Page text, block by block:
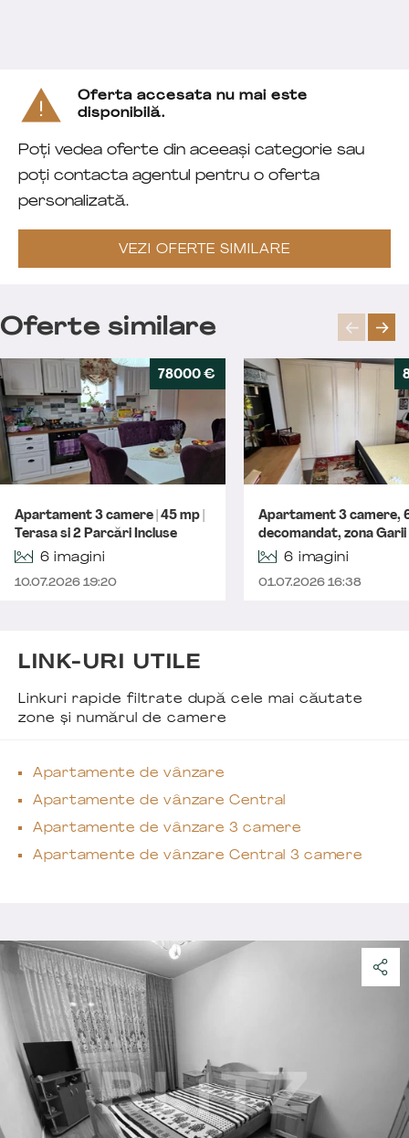
Oferta accesata nu mai este
disponibilă.
Poți vedea oferte din aceeași categorie sau
poți contacta agentul pentru o oferta
personalizată.
VEZI OFERTE SIMILARE
Oferte similare
78000 €
Apartament 3 camere | 45 mp |
Terasa si 2 Parcări Incluse
6 imagini
10.07.2026 19:20
Apartament 3 camere,
decomandat, zona Garii
6 imagini
01.07.2026 16:38
LINK-URI UTILE
Linkuri rapide filtrate după cele mai căutate
zone și numărul de camere
Apartamente de vânzare
Apartamente de vânzare Central
Apartamente de vânzare 3 camere
Apartamente de vânzare Central 3 camere